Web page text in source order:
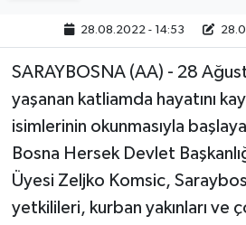
28.08.2022 - 14:53
SARAYBOSNA (AA) - 28
yaşanan katliamda hayatını
isimlerinin okunmasıyla
Bosna Hersek Devlet
Üyesi Zeljko Komsic,
yetkilileri, kurban yakınları ve